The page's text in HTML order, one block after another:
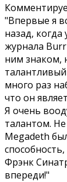
"Впервые я
назад, когда
журнала
ним знаком,
много раз
что он
Я очень
талантом. Не
Megadeth
Фрэнк
впереди!"